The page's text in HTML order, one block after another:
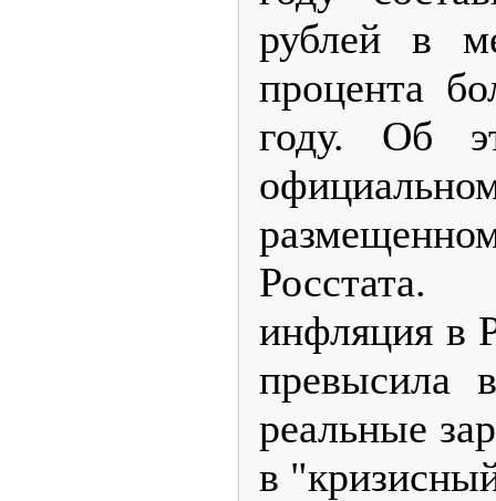
рублей в
процента
году. Об
инфляция в
превысила
реальные
в